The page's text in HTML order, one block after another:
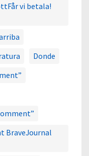
vi betala!
Donde
BraveJournal